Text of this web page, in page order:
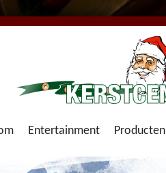
Entertainment Producten